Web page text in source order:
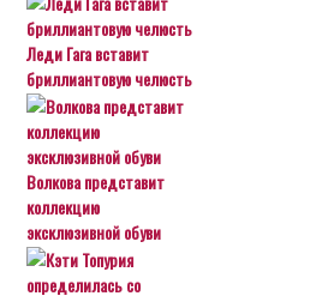
Леди Гага вставит
бриллиантовую челюсть
Волкова представит
коллекцию
эксклюзивной обуви